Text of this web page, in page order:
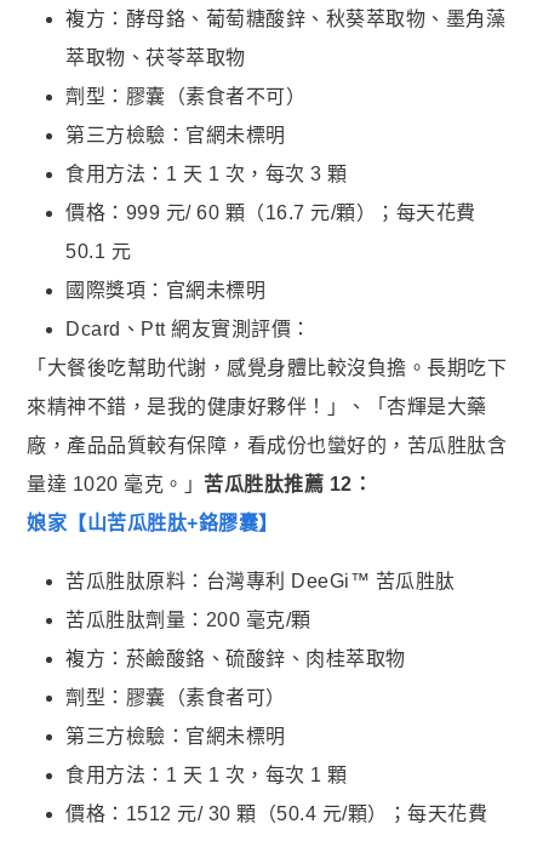
複方：酵母鉻、葡萄糖酸鋅、秋葵萃取物、墨角藻
萃取物、茯苓萃取物
劑型：膠囊（素食者不可）
第三方檢驗：官網未標明
食用方法：1 天 1 次，每次 3 顆
價格：999 元/ 60 顆（16.7 元/顆）；每天花費
50.1 元
國際獎項：官網未標明
Dcard、Ptt 網友實測評價：
「大餐後吃幫助代謝，感覺身體比較沒負擔。長期吃下
來精神不錯，是我的健康好夥伴！」、「杏輝是大藥
廠，產品品質較有保障，看成份也蠻好的，苦瓜胜肽含
量達 1020 毫克。」 苦瓜胜肽推薦 12：
娘家【山苦瓜胜肽+鉻膠囊】
苦瓜胜肽原料：台灣專利 DeeGi™️ 苦瓜胜肽
苦瓜胜肽劑量：200 毫克/顆
複方：菸鹼酸鉻、硫酸鋅、肉桂萃取物
劑型：膠囊（素食者可）
第三方檢驗：官網未標明
食用方法：1 天 1 次，每次 1 顆
價格：1512 元/ 30 顆（50.4 元/顆）；每天花費